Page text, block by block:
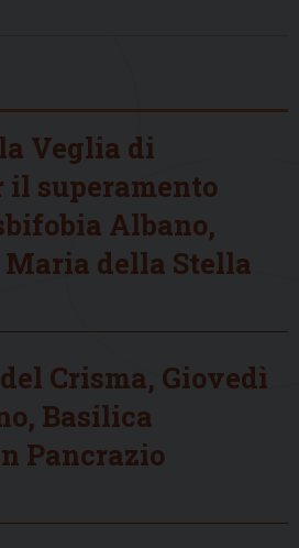
Veglia di
il superamento
Albano,
Maria della Stella
Crisma, Giovedì
Basilica
Pancrazio